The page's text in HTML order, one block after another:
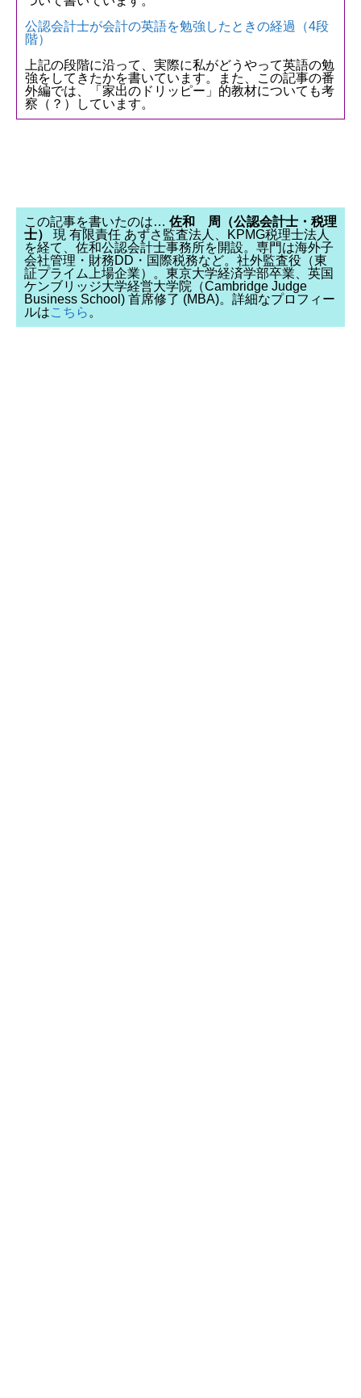
公認会計士が会計の英語を勉強したときの経過（4段
階）
上記の段階に沿って、実際に私がどうやって英語の勉
強をしてきたかを書いています。また、この記事の番
外編では、「家出のドリッピー」的教材についても考
察（？）しています。
この記事を書いたのは… 佐和 周（公認会計士・税理
士）
現 有限責任 あずさ監査法人、KPMG税理士法人
を経て、佐和公認会計士事務所を開設。専門は海外子
会社管理・財務DD・国際税務など。社外監査役（東
証プライム上場企業）。東京大学経済学部卒業、英国
ケンブリッジ大学経営大学院（Cambridge Judge
Business School) 首席修了 (MBA)。詳細なプロフィー
ルはこちら 。